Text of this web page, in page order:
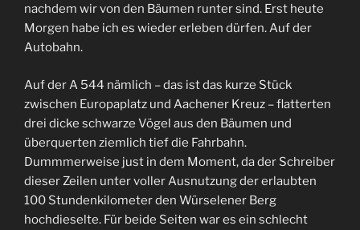
nachdem wir von den Bäumen runter sind. Erst heute
Morgen habe ich es wieder erleben dürfen. Auf der
Autobahn.
Auf der A 544 nämlich – das ist das kurze Stück
zwischen Europaplatz und Aachener Kreuz – flatterten
drei dicke schwarze Vögel aus den Bäumen und
überquerten ziemlich tief die Fahrbahn.
Dummmerweise just in dem Moment, da der Schreiber
dieser Zeilen unter voller Ausnutzung der erlaubten
100 Stundenkilometer den Würselener Berg
hochdieselte. Für beide Seiten war es ein schlecht